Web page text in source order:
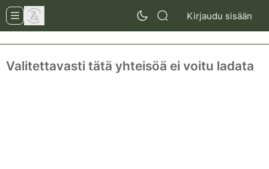
Kirjaudu sisään
Valitettavasti tätä yhteisöä ei voitu ladata